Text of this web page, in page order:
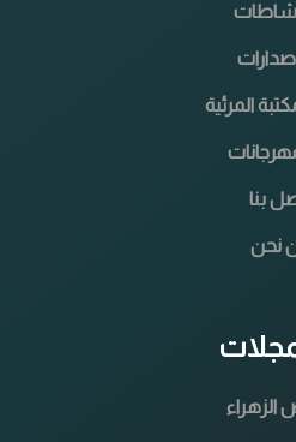
المرئية
بنا
نحن
الزهراء